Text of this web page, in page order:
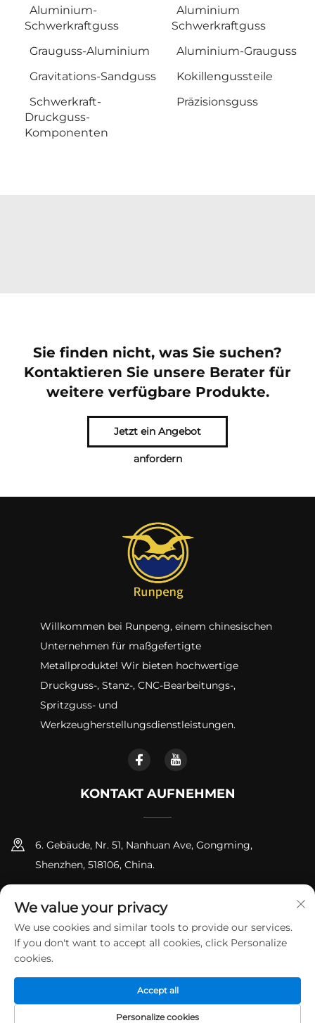
Aluminium-
Schwerkraftguss
Aluminium
Schwerkraftguss
Grauguss-Aluminium
Aluminium-Grauguss
Gravitations-Sandguss
Kokillengussteile
Schwerkraft-
Druckguss-
Komponenten
Präzisionsguss
Sie finden nicht, was Sie suchen?
Kontaktieren Sie unsere Berater für
weitere verfügbare Produkte.
Jetzt ein Angebot
anfordern
Willkommen bei Runpeng, einem chinesischen
Unternehmen für maßgefertigte
Metallprodukte! Wir bieten hochwertige
Druckguss-, Stanz-, CNC-Bearbeitungs-,
Spritzguss- und
Werkzeugherstellungsdienstleistungen.
KONTAKT AUFNEHMEN
6. Gebäude, Nr. 51, Nanhuan Ave, Gongming,
Shenzhen, 518106, China.
[email protected]
Urheberrecht © Shenzhen Runpeng Precision Hardware Co.,
Ltd. Alle Rechte vorbehalten Datenschutzrichtlinie
We value your privacy
We use cookies and similar tools to provide our services.
If you don't want to accept all cookies, click Personalize
cookies.
Personalize cookies
Accept all